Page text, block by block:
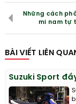
Những cách
mi nam tự
BÀI VIẾT LIÊN
Suzuki Sport